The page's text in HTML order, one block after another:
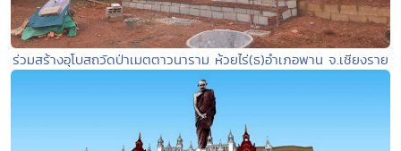
ร่วมสร้างอุโบสถวัดป่าเมตตาวนาราม ห้วยไร่(ธ)อำเภอพาน จ.เชียงราย